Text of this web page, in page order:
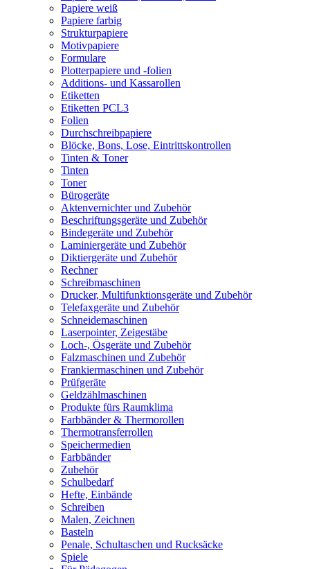
Papiere weiß
Papiere farbig
Strukturpapiere
Motivpapiere
Formulare
Plotterpapiere und -folien
Additions- und Kassarollen
Etiketten
Etiketten PCL3
Folien
Durchschreibpapiere
Blöcke, Bons, Lose, Eintrittskontrollen
Tinten & Toner
Tinten
Toner
Bürogeräte
Aktenvernichter und Zubehör
Beschriftungsgeräte und Zubehör
Bindegeräte und Zubehör
Laminiergeräte und Zubehör
Diktiergeräte und Zubehör
Rechner
Schreibmaschinen
Drucker, Multifunktionsgeräte und Zubehör
Telefaxgeräte und Zubehör
Schneidemaschinen
Laserpointer, Zeigestäbe
Loch-, Ösgeräte und Zubehör
Falzmaschinen und Zubehör
Frankiermaschinen und Zubehör
Prüfgeräte
Geldzählmaschinen
Produkte fürs Raumklima
Farbbänder & Thermorollen
Thermotransferrollen
Speichermedien
Farbbänder
Zubehör
Schulbedarf
Hefte, Einbände
Schreiben
Malen, Zeichnen
Basteln
Penale, Schultaschen und Rucksäcke
Spiele